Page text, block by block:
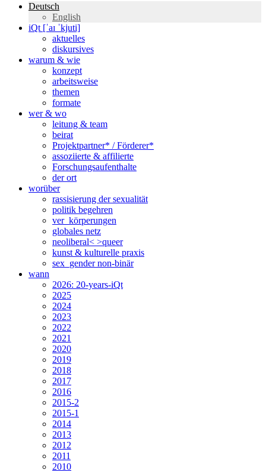
Deutsch
English
iQt [ˈaɪ ˈkjuti]
aktuelles
diskursives
warum & wie
konzept
arbeitsweise
themen
formate
wer & wo
leitung & team
beirat
Projektpartner* / Förderer*
assoziierte & affilierte
Forschungsaufenthalte
der ort
worüber
rassisierung der sexualität
politik begehren
ver_körperungen
globales netz
neoliberal< >queer
kunst & kulturelle praxis
sex_gender non-binär
wann
2026: 20-years-iQt
2025
2024
2023
2022
2021
2020
2019
2018
2017
2016
2015-2
2015-1
2014
2013
2012
2011
2010